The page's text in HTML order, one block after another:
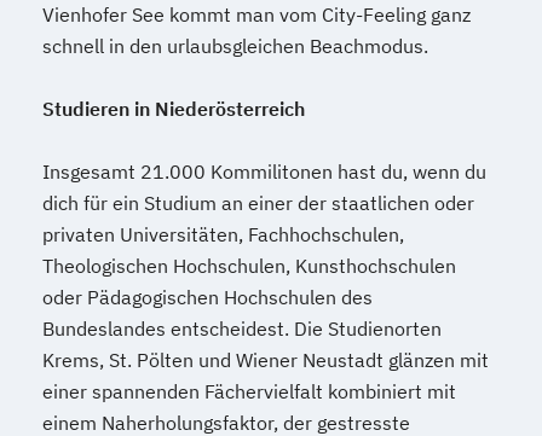
Vienhofer See kommt man vom City-Feeling ganz
schnell in den urlaubsgleichen Beachmodus.
Studieren in Niederösterreich
Insgesamt 21.000 Kommilitonen hast du, wenn du
dich für ein Studium an einer der staatlichen oder
privaten Universitäten, Fachhochschulen,
Theologischen Hochschulen, Kunsthochschulen
oder Pädagogischen Hochschulen des
Bundeslandes entscheidest. Die Studienorten
Krems, St. Pölten und Wiener Neustadt glänzen mit
einer spannenden Fächervielfalt kombiniert mit
einem Naherholungsfaktor, der gestresste